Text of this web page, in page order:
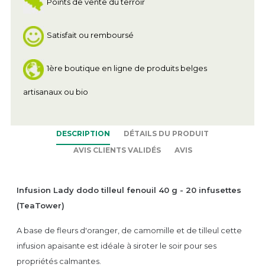
Satisfait ou remboursé
1ère boutique en ligne de produits belges
artisanaux ou bio
DESCRIPTION
DÉTAILS DU PRODUIT
AVIS CLIENTS VALIDÉS
AVIS
Infusion Lady dodo tilleul fenouil 40 g - 20 infusettes
(TeaTower)
A base de fleurs d'oranger, de camomille et de tilleul cette
infusion apaisante est idéale à siroter le soir pour ses
propriétés calmantes.